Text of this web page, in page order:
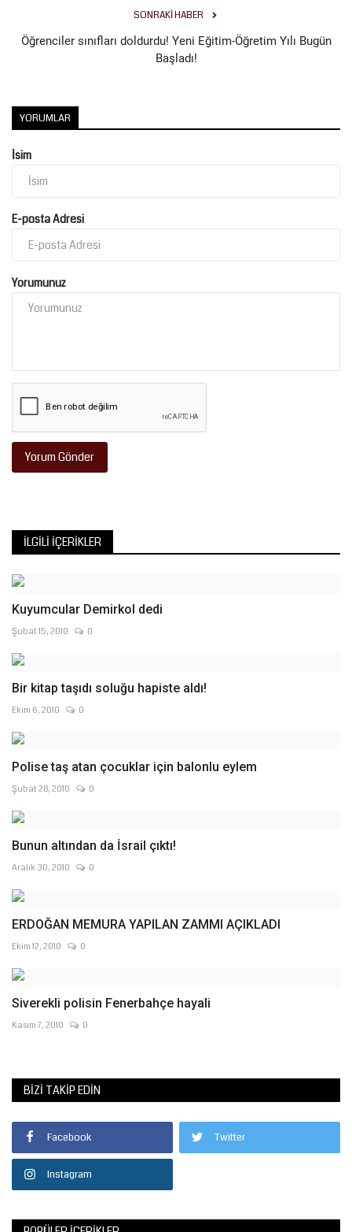
SONRAKI HABER
Öğrenciler sınıfları doldurdu! Yeni Eğitim-Öğretim Yılı Bugün
Başladı!
YORUMLAR
İsim
E-posta Adresi
Yorumunuz
Yorum Gönder
İLGILI İÇERIKLER
Kuyumcular Demirkol dedi
Şubat 15, 2010 0
Bir kitap taşıdı soluğu hapiste aldı!
Ekim 6, 2010 0
Polise taş atan çocuklar için balonlu eylem
Şubat 28, 2010 0
Bunun altından da İsrail çıktı!
Aralık 30, 2010 0
ERDOĞAN MEMURA YAPILAN ZAMMI AÇIKLADI
Ekim 12, 2010 0
Siverekli polisin Fenerbahçe hayali
Kasım 7, 2010 0
BIZI TAKIP EDIN
Facebook Twitter
Instagram